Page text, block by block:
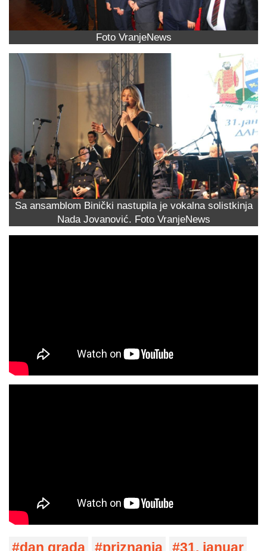
Foto VranjeNews
Sa ansamblom Binički nastupila je vokalna solistkinja
Nada Jovanović. Foto VranjeNews
dan grada priznanja 31. januar